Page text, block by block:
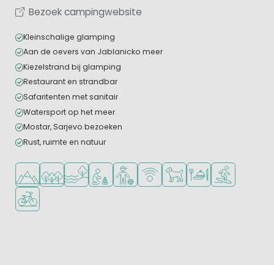
Bezoek campingwebsite
Kleinschalige glamping
Aan de oevers van Jablanicko meer
Kiezelstrand bij glamping
Restaurant en strandbar
Safaritenten met sanitair
Watersport op het meer
Mostar, Sarjevo bezoeken
Rust, ruimte en natuur
Ligt in de heuvels/bergen
Ligt in een bosrijke omgeving
Ligt bij het water
Aanbevolen voor jonge kinderen
Aanbevolen voor tieners
WiFi beschikbaar
Huisdieren toegestaan
Restaurant of
Fietsverhuur